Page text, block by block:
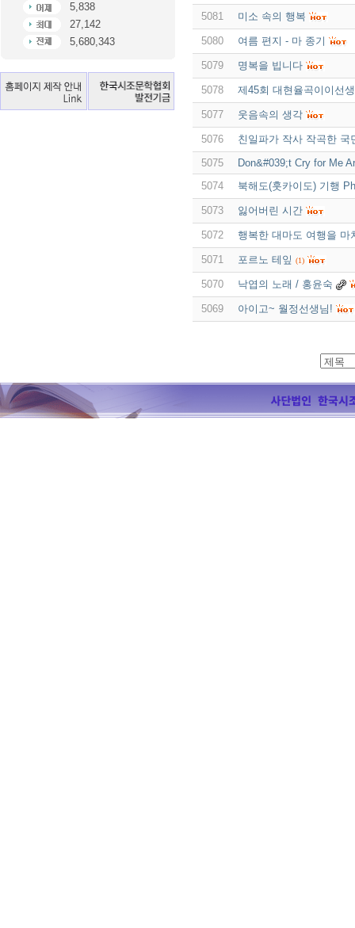
5,838
27,142
5,680,343
5081 미소 속의 행복
5080 여름 편지 - 마 종기
5079 명복을 빕니다
5078 제45회 대현율곡이이선
5077 웃음속의 생각
5076
친일파가 작사 작곡한 국
5075
Don&#039;t Cry for Me
5074
북해도(훗카이도) 기행
5073 잃어버린 시간
5072 행복한 대마도 여행을 마
5071 포르노 테잎 (1)
5070 낙엽의 노래 / 홍윤숙
5069 아이고~ 월정선생님!